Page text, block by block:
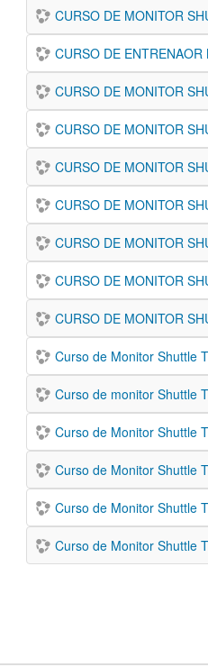
CURSO DE MONITOR
CURSO DE
CURSO DE MONITOR
CURSO DE MONITOR
CURSO DE MONITOR
CURSO DE MONITOR
CURSO DE MONITOR
CURSO DE MONITOR
CURSO DE MONITOR
Curso de Monitor Shuttle
Curso de monitor Shuttle
Curso de Monitor Shuttle
Curso de Monitor Shuttle
Curso de Monitor Shuttle
Curso de Monitor Shuttle